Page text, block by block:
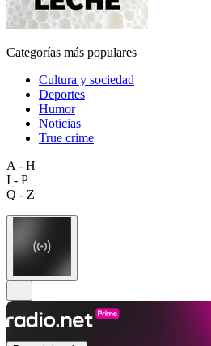
Categorías más populares
Cultura y sociedad
Deportes
Humor
Noticias
True crime
A - H
I - P
Q - Z